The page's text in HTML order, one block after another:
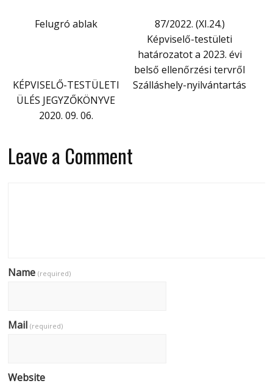
Felugró ablak
87/2022. (XI.24.)
Képviselő-testületi
határozatot a 2023. évi
belső ellenőrzési tervről
KÉPVISELŐ-TESTÜLETI
ÜLÉS JEGYZŐKÖNYVE
2020. 09. 06.
Szálláshely-nyilvántartás
Leave a Comment
Name(required)
Mail(required)
Website